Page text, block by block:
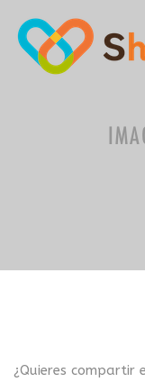
¿Quieres compartir